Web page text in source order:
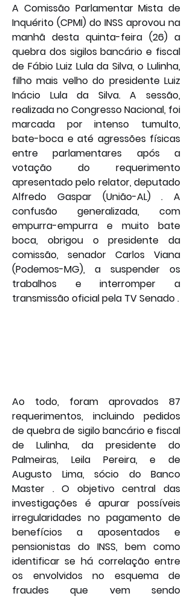
A Comissão Parlamentar Mista de
Inquérito (CPMI) do INSS aprovou na
manhã desta quinta-feira (26) a
quebra dos sigilos bancário e fiscal
de Fábio Luiz Lula da Silva, o Lulinha,
filho mais velho do presidente Luiz
Inácio Lula da Silva. A sessão,
realizada no Congresso Nacional, foi
marcada por intenso tumulto,
bate-boca e até agressões físicas
entre parlamentares após a
votação do requerimento
apresentado pelo relator, deputado
Alfredo Gaspar (União-AL) . A
confusão generalizada, com
empurra-empurra e muito bate
boca, obrigou o presidente da
comissão, senador Carlos Viana
(Podemos-MG), a suspender os
trabalhos e interromper a
transmissão oficial pela TV Senado .
Ao todo, foram aprovados 87
requerimentos, incluindo pedidos
de quebra de sigilo bancário e fiscal
de Lulinha, da presidente do
Palmeiras, Leila Pereira, e de
Augusto Lima, sócio do Banco
Master . O objetivo central das
investigações é apurar possíveis
irregularidades no pagamento de
benefícios a aposentados e
pensionistas do INSS, bem como
identificar se há correlação entre
os envolvidos no esquema de
fraudes que vem sendo